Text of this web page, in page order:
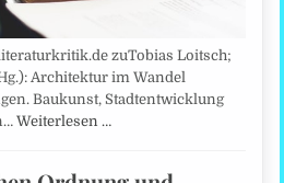
zuTobias Loitsch;
Architektur im Wandel
Baukunst, Stadtentwicklung
Weiterlesen …